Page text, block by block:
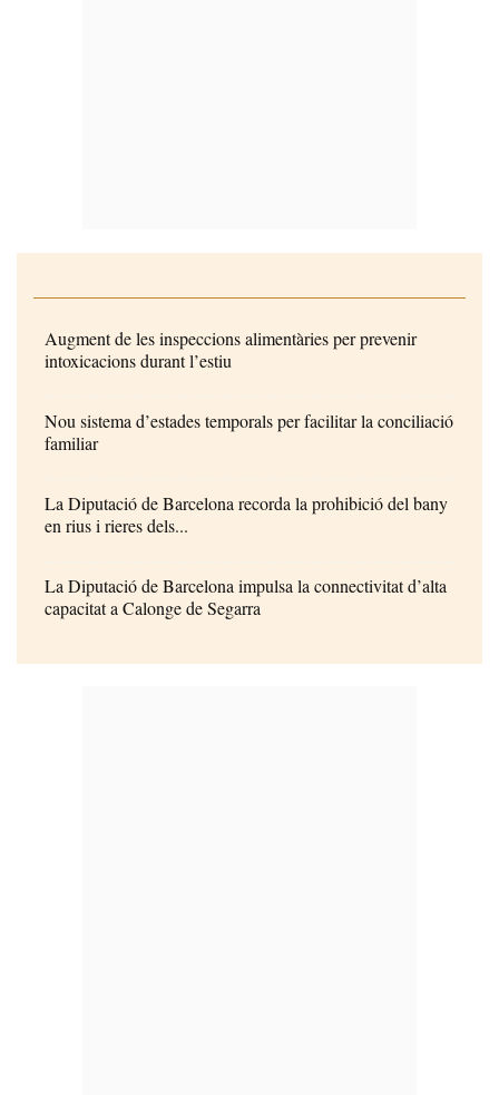
Augment de les inspeccions alimentàries per prevenir
intoxicacions durant l’estiu
Nou sistema d’estades temporals per facilitar la conciliació
familiar
La Diputació de Barcelona recorda la prohibició del bany
en rius i rieres dels...
La Diputació de Barcelona impulsa la connectivitat d’alta
capacitat a Calonge de Segarra